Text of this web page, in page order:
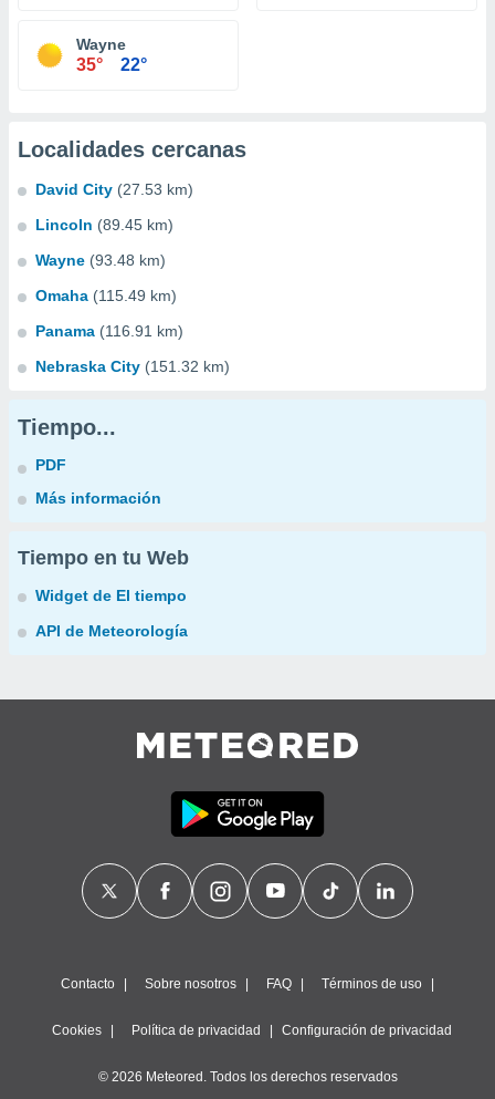
Wayne
35° 22°
Localidades cercanas
David City (27.53 km)
Lincoln (89.45 km)
Wayne (93.48 km)
Omaha (115.49 km)
Panama (116.91 km)
Nebraska City (151.32 km)
Tiempo...
PDF
Más información
Tiempo en tu Web
Widget de El tiempo
API de Meteorología
Contacto Sobre nosotros FAQ Términos de uso
Cookies Política de privacidad Configuración de privacidad
© 2026 Meteored. Todos los derechos reservados